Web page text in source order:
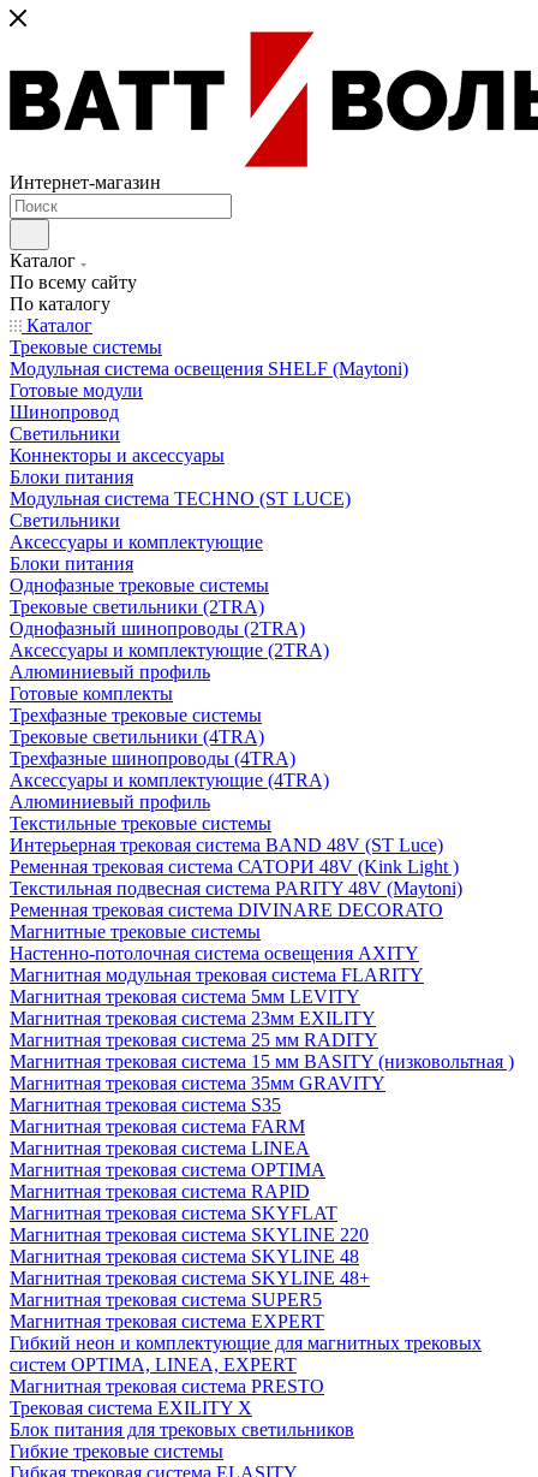
Интернет-магазин
Каталог
По всему сайту
По каталогу
Каталог
Трековые системы
Модульная система освещения SHELF (Maytoni)
Готовые модули
Шинопровод
Светильники
Коннекторы и аксессуары
Блоки питания
Модульная система TECHNO (ST LUCE)
Светильники
Аксессуары и комплектующие
Блоки питания
Однофазные трековые системы
Трековые светильники (2TRA)
Однофазный шинопроводы (2TRA)
Аксессуары и комплектующие (2TRA)
Алюминиевый профиль
Готовые комплекты
Трехфазные трековые системы
Трековые светильники (4TRA)
Трехфазные шинопроводы (4TRA)
Аксессуары и комплектующие (4TRA)
Алюминиевый профиль
Текстильные трековые системы
Интерьерная трековая система BAND 48V (ST Luce)
Ременная трековая система САТОРИ 48V (Kink Light )
Текстильная подвесная система PARITY 48V (Maytoni)
Ременная трековая система DIVINARE DECORATO
Магнитные трековые системы
Настенно-потолочная система освещения AXITY
Магнитная модульная трековая система FLARITY
Магнитная трековая система 5мм LEVITY
Магнитная трековая система 23мм EXILITY
Магнитная трековая система 25 мм RADITY
Магнитная трековая система 15 мм BASITY (низковольтная )
Магнитная трековая система 35мм GRAVITY
Магнитная трековая система S35
Магнитная трековая система FARM
Магнитная трековая система LINEA
Магнитная трековая система OPTIMA
Магнитная трековая система RAPID
Магнитная трековая система SKYFLAT
Магнитная трековая система SKYLINE 220
Магнитная трековая система SKYLINE 48
Магнитная трековая система SKYLINE 48+
Магнитная трековая система SUPER5
Магнитная трековая система EXPERT
Гибкий неон и комплектующие для магнитных трековых
систем OPTIMA, LINEA, EXPERT
Магнитная трековая система PRESTO
Трековая система EXILITY X
Блок питания для трековых светильников
Гибкие трековые системы
Гибкая трековая система ELASITY